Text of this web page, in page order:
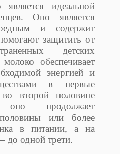
идеальной
Оно является
и содержит
защитить от
детских
обеспечивает
энергией и
в первые
второй половине
продолжает
или более
в питании, а на
до одной трети.